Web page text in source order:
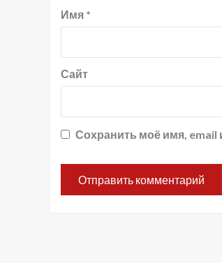
Имя *
Сайт
Сохранить моё имя, email